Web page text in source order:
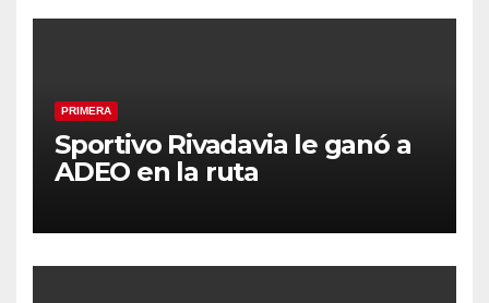
PRIMERA
Sportivo Rivadavia le ganó a
ADEO en la ruta